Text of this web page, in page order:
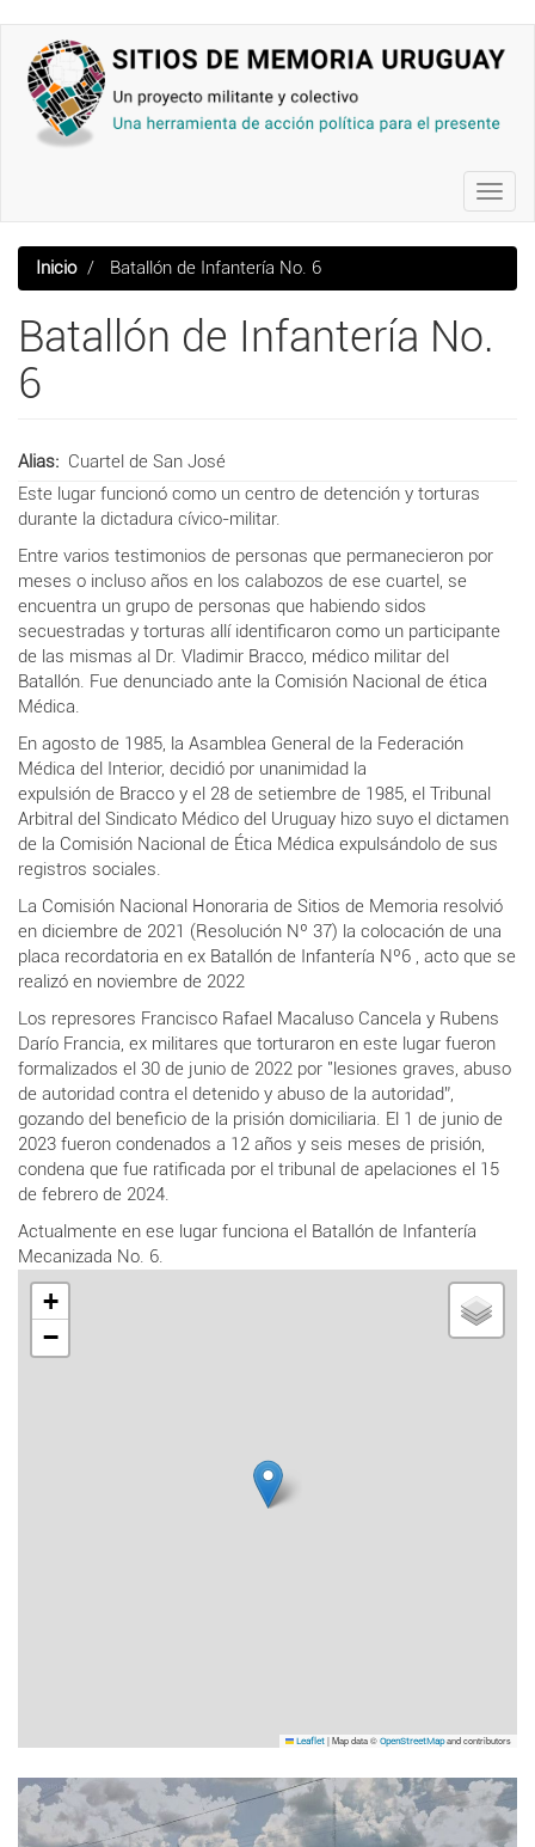
contenido
principal
Inicio Batallón de Infantería No. 6
Batallón de Infantería No.
6
Alias
Cuartel de San José
Este lugar funcionó como un centro de detención y torturas
durante la dictadura cívico-militar.
Entre varios testimonios de personas que permanecieron por
meses o incluso años en los calabozos de ese cuartel, se
encuentra un grupo de personas que habiendo sidos
secuestradas y torturas allí identificaron como un participante
de las mismas al Dr. Vladimir Bracco, médico militar del
Batallón. Fue denunciado ante la Comisión Nacional de ética
Médica.
En agosto de 1985, la Asamblea General de la Federa­ción
Médica del Interior, decidió por unanimidad la
expulsión de Bracco y el 28 de setiembre de 1985, el Tribunal
Arbitral del Sindicato Médico del Uruguay hizo suyo el dictamen
de la Comisión Nacional de Ética Médica expulsándolo de sus
registros sociales.
La Comisión Nacional Honoraria de Sitios de Memoria resolvió
en diciembre de 2021 (Resolución Nº 37) la colocación de una
placa recordatoria en ex Batallón de Infantería Nº6 , acto que se
realizó en noviembre de 2022
Los represores Francisco Rafael Macaluso Cancela y Rubens
Darío Francia, ex militares que torturaron en este lugar fueron
formalizados el 30 de junio de 2022 por "lesiones graves, abuso
de autoridad contra el detenido y abuso de la autoridad”,
gozando del beneficio de la prisión domiciliaria. El 1 de junio de
2023 fueron condenados a 12 años y seis meses de prisión,
condena que fue ratificada por el tribunal de apelaciones el 15
de febrero de 2024.
Actualmente en ese lugar funciona el Batallón de Infantería
Mecanizada No. 6.
+
−
Leaflet |Map data © OpenStreetMapand contributors